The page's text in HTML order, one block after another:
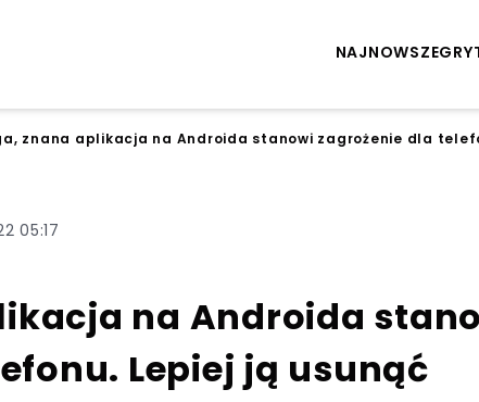
NAJNOWSZEGRY
znana aplikacja na Androida stanowi zagrożenie dla
05:17
na Androida
Lepiej ją usunąć